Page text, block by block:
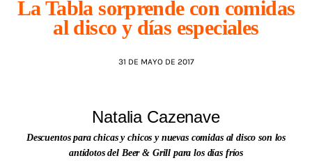
AGENDA
La Tabla sorprende con comidas
al disco y días especiales
31 DE MAYO DE 2017
Natalia Cazenave
Descuentos para chicas y chicos y nuevas comidas al disco son los
antídotos del Beer & Grill para los días fríos